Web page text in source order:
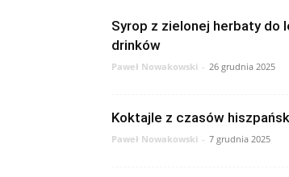
Syrop z zielonej herbaty do
drinków
Paweł Nowakowski - 26 grudnia 2025
Koktajle z czasów
Paweł Nowakowski - 7 grudnia 2025